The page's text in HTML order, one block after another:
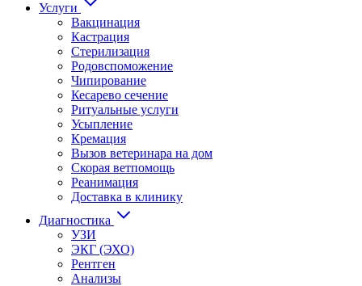
Услуги
Вакцинация
Кастрация
Стерилизация
Родовспоможение
Чипирование
Кесарево сечение
Ритуальные услуги
Усыпление
Кремация
Вызов ветеринара на дом
Скорая ветпомощь
Реанимация
Доставка в клинику
Диагностика
УЗИ
ЭКГ (ЭХО)
Рентген
Анализы